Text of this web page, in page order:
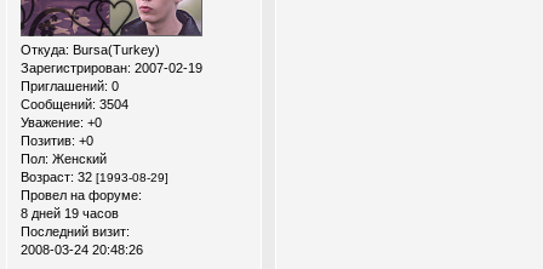
Откуда: Bursa(Turkey)
Зарегистрирован: 2007-02-19
Приглашений: 0
Сообщений: 3504
Уважение: +0
Позитив: +0
Пол: Женский
Возраст: 32 [1993-08-29]
Провел на форуме:
8 дней 19 часов
Последний визит:
2008-03-24 20:48:26